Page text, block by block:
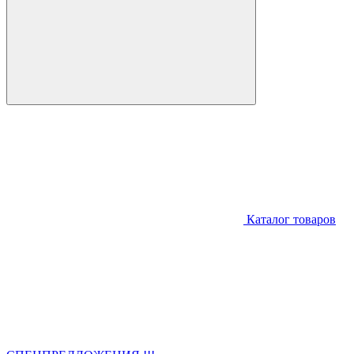
Каталог товаров